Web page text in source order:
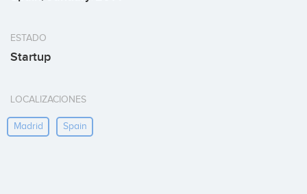
ESTADO
Startup
LOCALIZACIONES
Madrid Spain